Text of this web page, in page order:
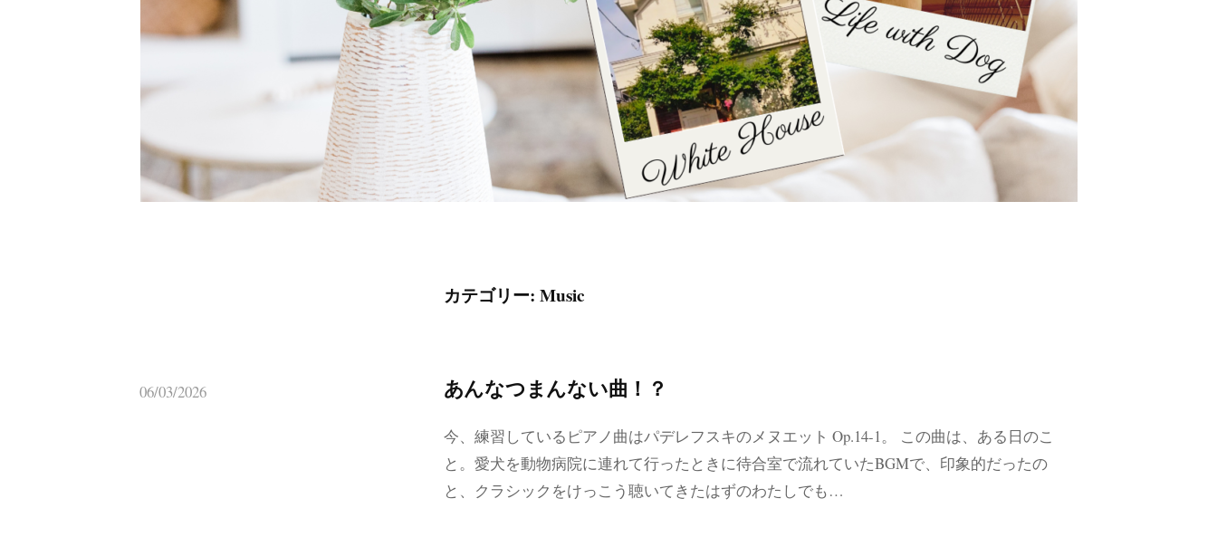
カテゴリー: Music
06/03/2026 あんなつまんない曲！？
今、練習しているピアノ曲はパデレフスキのメヌエット Op.14-1。 この曲は、ある日のこ
と。愛犬を動物病院に連れて行ったときに待合室で流れていたBGMで、印象的だったの
と、クラシックをけっこう聴いてきたはずのわたしでも…